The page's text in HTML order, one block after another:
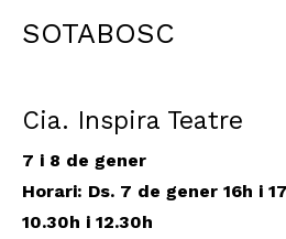
SOTABOSC
Cia. Inspira Teatre
7 i 8 de gener
Horari: Ds. 7 de gener 16h i
10.30h i 12.30h